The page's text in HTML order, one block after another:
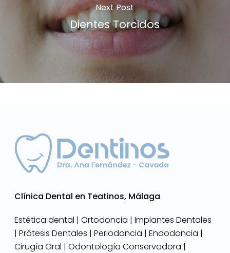
Next Post
Dientes Torcidos
Clínica Dental en Teatinos, Málaga.
Estética dental | Ortodoncia | Implantes Dentales
| Prótesis Dentales | Periodoncia | Endodoncia |
Cirugía Oral | Odontología Conservadora |